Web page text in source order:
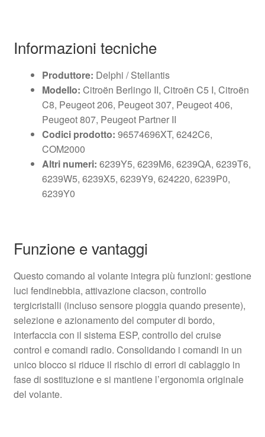
Informazioni tecniche
Produttore: Delphi / Stellantis
Modello: Citroën Berlingo II, Citroën C5 I, Citroën
C8, Peugeot 206, Peugeot 307, Peugeot 406,
Peugeot 807, Peugeot Partner II
Codici prodotto: 96574696XT, 6242C6,
COM2000
Altri numeri: 6239Y5, 6239M6, 6239QA, 6239T6,
6239W5, 6239X5, 6239Y9, 624220, 6239P0,
6239Y0
Funzione e vantaggi
Questo comando al volante integra più funzioni: gestione
luci fendinebbia, attivazione clacson, controllo
tergicristalli (incluso sensore pioggia quando presente),
selezione e azionamento del computer di bordo,
interfaccia con il sistema ESP, controllo del cruise
control e comandi radio. Consolidando i comandi in un
unico blocco si riduce il rischio di errori di cablaggio in
fase di sostituzione e si mantiene l’ergonomia originale
del volante.